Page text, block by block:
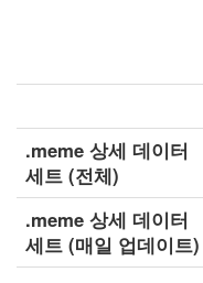
.meme 상세 데이터
세트 (전체)
.meme 상세 데이터
세트 (매일 업데이트)